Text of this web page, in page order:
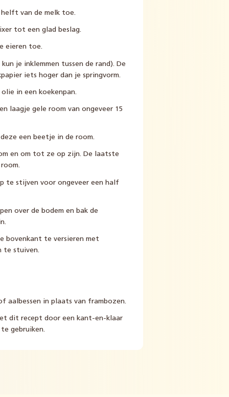
helft van de melk toe.
tot een glad beslag.
eieren toe.
je inklemmen tussen de rand). De
iets hoger dan je springvorm.
in een koekenpan.
laagje gele room van ongeveer 15
een beetje in de room.
en om tot ze op zijn. De laatste
te stijven voor ongeveer een half
over de bodem en bak de
bovenkant te versieren met
te stuiven.
aalbessen in plaats van frambozen.
dit recept door een kant-en-klaar
gebruiken.